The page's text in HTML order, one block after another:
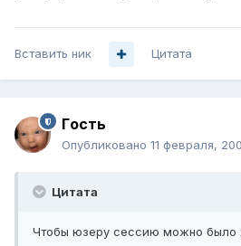
Вставить ник Цитата
Гoсть
Опубликовано 11 февраля,
Цитата
Чтобы юзеру сессию можно было